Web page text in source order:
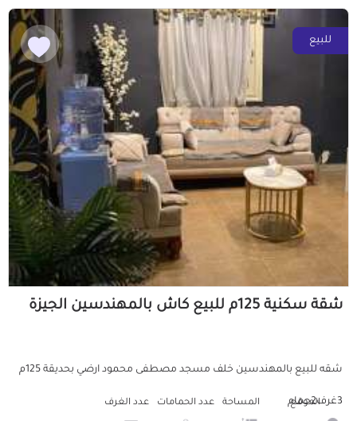
للبيع
شقة سكنية 125م للبيع كاش بالمهندسين الجيزة
شقه للبيع بالمهندسين خلف مسجد مصطفى محمود ارضي بحديقة 125م
3غرف2حمام الموقع المساحة عدد الحمامات عدد الغرف